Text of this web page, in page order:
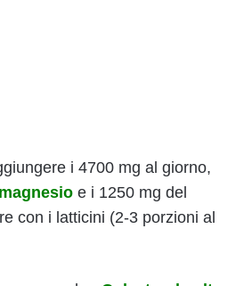
i 4700 mg al giorno,
magnesio e i 1250 mg del
con i latticini (2-3 porzioni al